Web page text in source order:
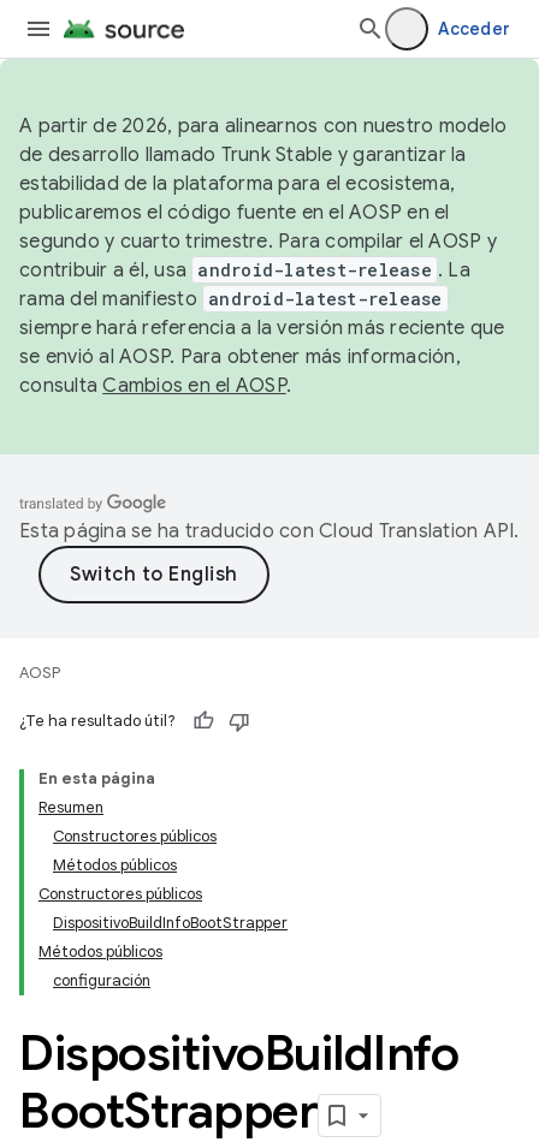
Acceder
A partir de 2026, para alinearnos con nuestro modelo
de desarrollo llamado Trunk Stable y garantizar la
estabilidad de la plataforma para el ecosistema,
publicaremos el código fuente en el AOSP en el
segundo y cuarto trimestre. Para compilar el AOSP y
contribuir a él, usa android-latest-release . La
rama del manifiesto android-latest-release
siempre hará referencia a la versión más reciente que
se envió al AOSP. Para obtener más información,
consultaCambios en el AOSP.
Esta página se ha traducido con Cloud Translation API.
AOSP
¿Te ha resultado útil?
En esta página
Resumen
Constructores públicos
Métodos públicos
Constructores públicos
DispositivoBuildInfoBootStrapper
Métodos públicos
configuración
DispositivoBuildInfo
BootStrapper